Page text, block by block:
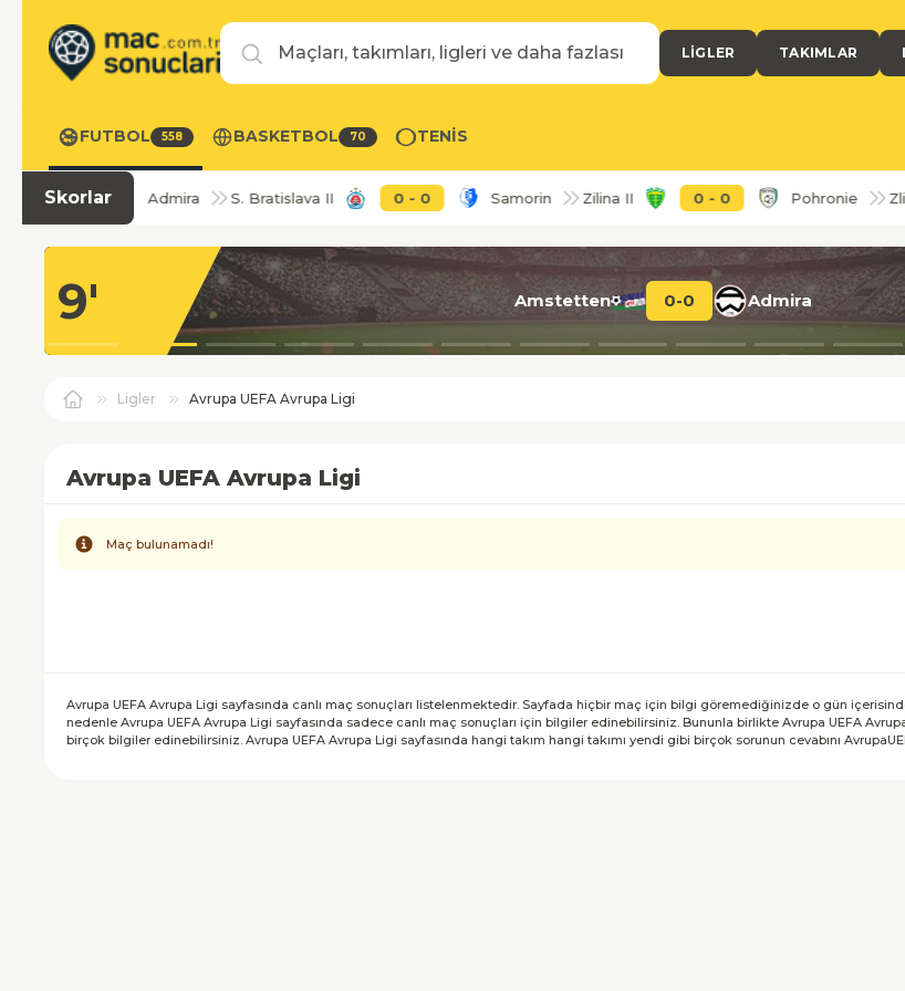
Maç, takım veya lig ara
LIGLER TAKIMLAR
FUTBOL 558 BASKETBOL 70 TENIS
SkorlarAdmira S. Bratislava II 0- Samorin Zilina II 0- Pohronie Zlin II
9' Amstetten 0-0 Admira
Ligler Avrupa UEFA Avrupa Ligi
Avrupa UEFA Avrupa Ligi
Info Maç bulunamadı!
Avrupa UEFA Avrupa Ligi sayfasında canlı maç sonuçları listelenmektedir. Sayfada hiçbir maç için bilgi göremediğinizde o gün
nedenle Avrupa UEFA Avrupa Ligi sayfasında sadece canlı maç sonuçları için bilgiler edinebilirsiniz. Bununla birlikte Avrupa UEFA
birçok bilgiler edinebilirsiniz. Avrupa UEFA Avrupa Ligi sayfasında hangi takım hangi takımı yendi gibi birçok sorunun cevabını